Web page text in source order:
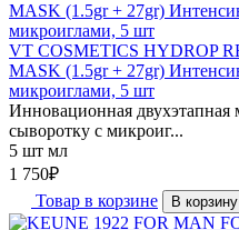
VT COSMETICS HYDROP
MASK (1.5gr + 27gr)
микроиглами, 5 шт
Инновационная двухэтапная
сыворотку с микроиг...
5 шт мл
1 750₽
Товар в корзине
В корзину